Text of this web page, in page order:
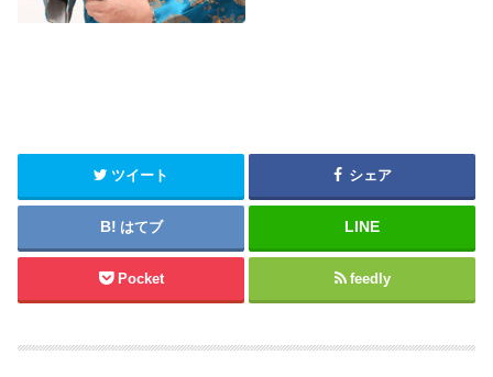
ツイート シェア
はてブ
Pocket feedly